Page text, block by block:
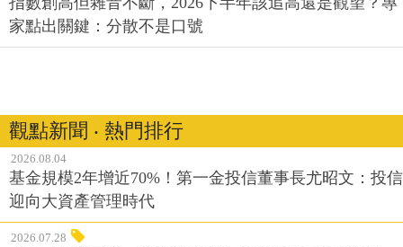
家點出關鍵：分散不是口號
觀點新聞 ‧ 熱門排行
2026.08.04
基金規模2年增近70%！第一金投信董事長尤昭文：投信
迎向大資產管理時代
2026.07.28